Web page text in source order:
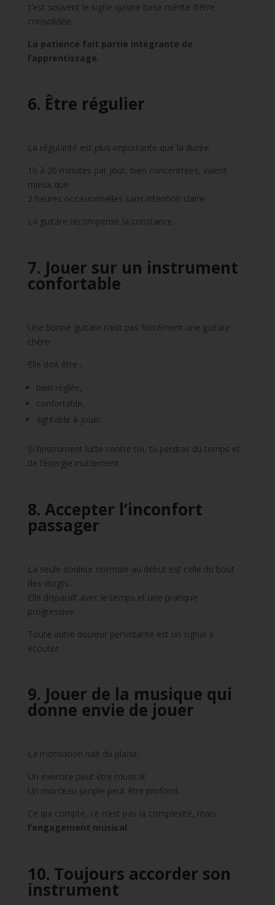
c’est souvent le signe qu’une base mérite d’être
consolidée.
La patience fait partie intégrante de
l’apprentissage.
6. Être régulier
La régularité est plus importante que la durée.
10 à 20 minutes par jour, bien concentrées, valent
mieux que
2 heures occasionnelles sans intention claire.
La guitare récompense la constance.
7. Jouer sur un instrument
confortable
Une bonne guitare n’est pas forcément une guitare
chère.
Elle doit être :
bien réglée,
confortable,
agréable à jouer.
Si l’instrument lutte contre toi, tu perdras du temps et
de l’énergie inutilement.
8. Accepter l’inconfort
passager
La seule douleur normale au début est celle du bout
des doigts.
Elle disparaît avec le temps et une pratique
progressive.
Toute autre douleur persistante est un signal à
écouter.
9. Jouer de la musique qui
donne envie de jouer
La motivation naît du plaisir.
Un exercice peut être musical.
Un morceau simple peut être profond.
Ce qui compte, ce n’est pas la complexité, mais
l’engagement musical
10. Toujours accorder son
instrument